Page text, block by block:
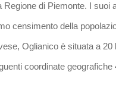
Regione di Piemonte. I suoi
censimento della
, Oglianico è situata a
coordinate geografiche